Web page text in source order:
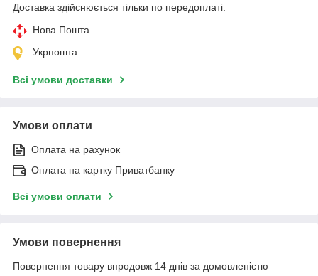
Доставка здійснюється тільки по передоплаті.
Нова Пошта
Укрпошта
Всі умови доставки
Умови оплати
Оплата на рахунок
Оплата на картку Приватбанку
Всі умови оплати
Умови повернення
Повернення товару впродовж 14 днів за домовленістю